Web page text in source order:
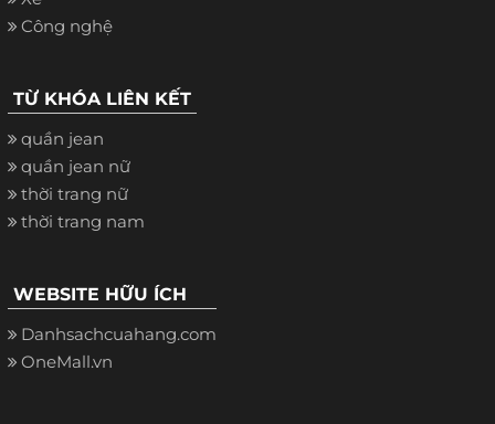
Công nghệ
TỪ KHÓA LIÊN KẾT
quần jean
quần jean nữ
thời trang nữ
thời trang nam
WEBSITE HỮU ÍCH
Danhsachcuahang.com
OneMall.vn